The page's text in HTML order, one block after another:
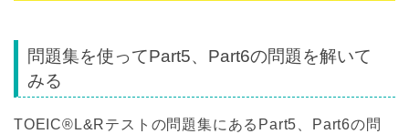
問題集を使ってPart5、Part6の問題を解いて
みる
TOEIC®L&Rテストの問題集にあるPart5、Part6の問